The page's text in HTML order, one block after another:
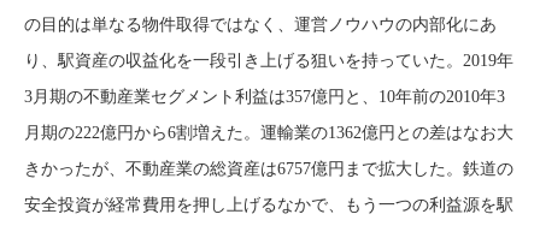
の目的は単なる物件取得ではなく、運営ノウハウの内部化にあ
り、駅資産の収益化を一段引き上げる狙いを持っていた。2019年
3月期の不動産業セグメント利益は357億円と、10年前の2010年3
月期の222億円から6割増えた。運輸業の1362億円との差はなお大
きかったが、不動産業の総資産は6757億円まで拡大した。鉄道の
安全投資が経常費用を押し上げるなかで、もう一つの利益源を駅